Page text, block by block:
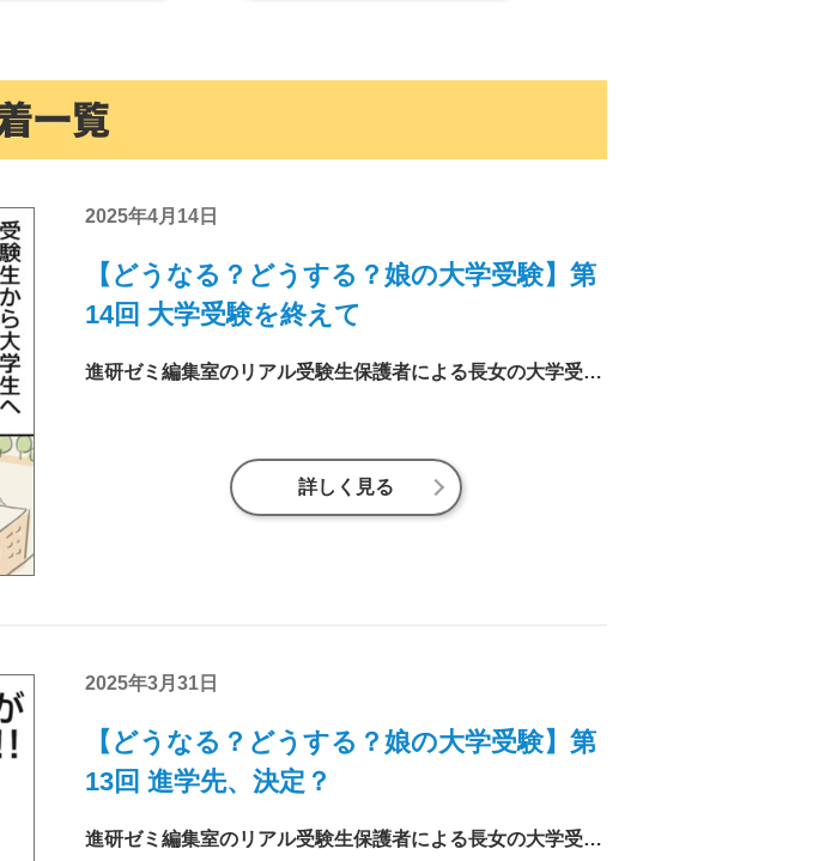
2025年4月14日
【どうなる？どうする？娘の大学受験】第
14回 大学受験を終えて
進研ゼミ編集室のリアル受験生保護者による長女の大学受験ドキュメント。いよいよ最終回。受験を終えた娘の大学生活や、いかに!?
詳しく見る
2025年3月31日
【どうなる？どうする？娘の大学受験】第
13回 進学先、決定？
進研ゼミ編集室のリアル受験生保護者による長女の大学受験ドキュメント。ついに進学先が決定、と思ったのも束の間、思わぬ事実が発覚したようで……。